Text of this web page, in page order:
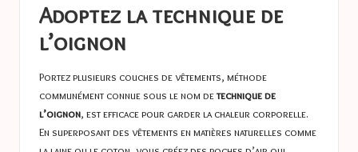
Adoptez la technique de
l’oignon
Portez plusieurs couches de vêtements, méthode
communément connue sous le nom detechnique de
l’oignon, est efficace pour garder la chaleur corporelle.
En superposant des vêtements en matières naturelles comme